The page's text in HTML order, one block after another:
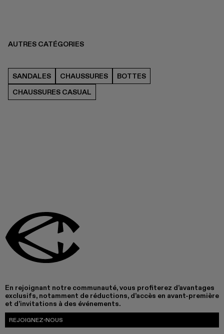
AUTRES CATÉGORIES
SANDALES CHAUSSURES
BOTTES
CHAUSSURES CASUAL
En rejoignant notre communauté, vous profiterez d’avantages
exclusifs, notamment de réductions, d’accès en avant-première
et d’invitations à des événements.
REJOIGNEZ-NOUS